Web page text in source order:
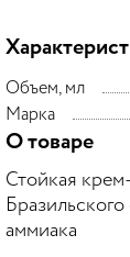
Объем, мл
Марка
О товаре
Стойкая
аммиака